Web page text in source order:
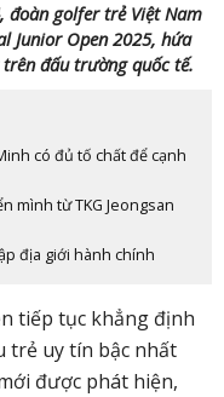
đoàn golfer trẻ Việt Nam
Junior Open 2025, hứa
đấu trường quốc tế.
có đủ tố chất để cạnh
mình từ TKG Jeongsan
địa giới hành chính
tiếp tục khẳng định
trẻ uy tín bậc nhất
được phát hiện,